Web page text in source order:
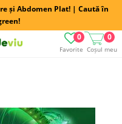
și Abdomen Plat! | Caută în
Favorite
0
Coșul meu
0